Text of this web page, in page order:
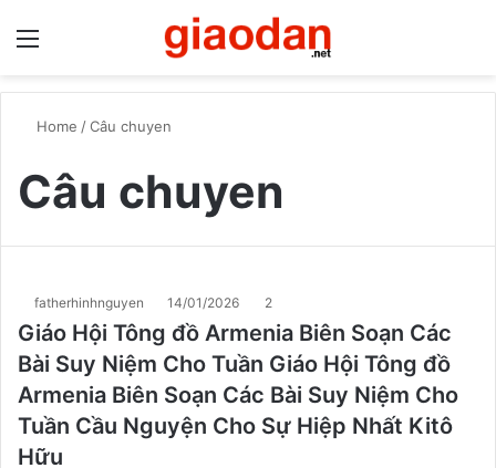
Home /Câu chuyen
Câu chuyen
fatherhinhnguyen 14/01/2026 2
Giáo Hội Tông đồ Armenia Biên Soạn Các
Bài Suy Niệm Cho Tuần Giáo Hội Tông đồ
Armenia Biên Soạn Các Bài Suy Niệm Cho
Tuần Cầu Nguyện Cho Sự Hiệp Nhất Kitô
Hữu